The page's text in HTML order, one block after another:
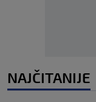
NAJČITANIJE